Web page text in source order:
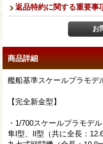
返品特約に関する重要事
商品詳細
艦船基準スケールプラモデ
【完全新金型】
・1/700スケールプラモデル
隼I型、II型（共に全長：